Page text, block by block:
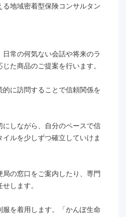
地域密着型保険コンサルタン
常の何気ない会話や将来のラ
た商品のご提案を行います。
に訪問することで信頼関係を
しながら、自分のペースで信
ルを少しずつ確立していけま
の窓口をご案内したり、専門
します。
を着用します。「かんぽ生命